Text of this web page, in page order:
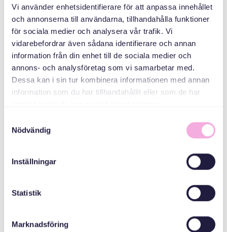
Vi använder enhetsidentifierare för att anpassa innehållet
och annonserna till användarna, tillhandahålla funktioner
för sociala medier och analysera vår trafik. Vi
vidarebefordrar även sådana identifierare och annan
information från din enhet till de sociala medier och
annons- och analysföretag som vi samarbetar med.
Dessa kan i sin tur kombinera informationen med annan
information som du har tillhandahållit eller som de har
Nödvändig
Inställningar
Statistik
Marknadsföring
47
KATEGORILER
Sığınmacılar ve
Ukraynalı mülteciler
için toplantılar